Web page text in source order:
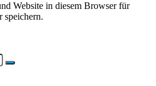
Website in diesem Browser für
speichern.